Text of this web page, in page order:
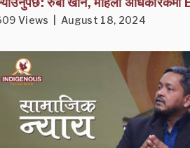
Views | August 18, 2024